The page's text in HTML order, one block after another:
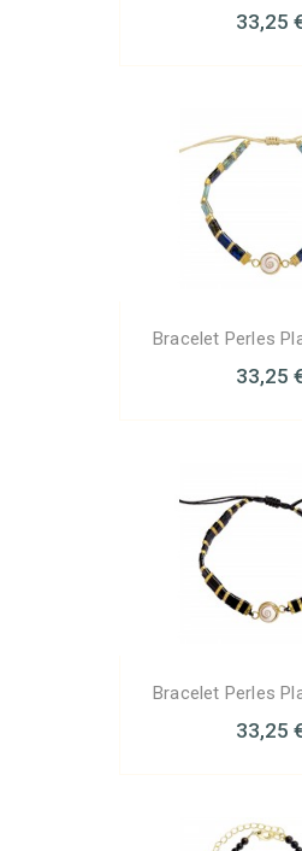
33,25
Bracelet Perles
33,25
Bracelet Perles
33,25